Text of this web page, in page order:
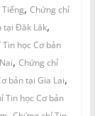
, Chứng chỉ
tại Đăk Lăk,
học Cơ bản
, Chứng chỉ
bản tại Gia Lai,
Tin học Cơ bản